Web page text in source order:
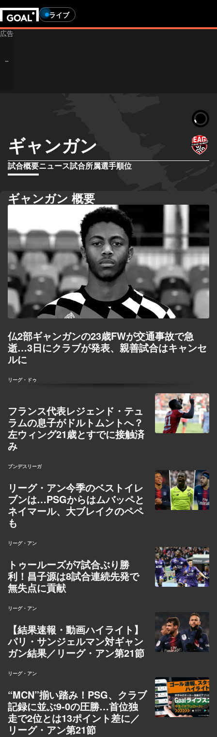
ライブ
ギャンガン
試合概要ニュース試合所属選手順位
ギャンガン 概要
仏2部ギャンガンの23歳FWが交通事故で急
逝…3日にクラブが発表、親善試合はキャンセ
ルに
リーグ・ドゥ
フランス代表レジェンド・テュ
ラムの息子がドルトムントへ？
左ウィング21歳とすでに接触済
み
ブンデスリーガ
リーグ・アン今季のベストイレ
ブンは…PSGからはムバッペと
ネイマール、大ブレイクのペペ
も
リーグ・アン
トゥールーズが7試合ぶり勝
利！昌子源は8試合連続先発で
無失点に貢献
リーグ・アン
【結果速報・動画ハイライト】
パリ・サンジェルマン対ギャン
ガン結果／リーグ・アン第21節
リーグ・アン
“MCN”揃い踏み！PSG、クラブ
記録に並ぶ9-0の圧勝…首位独
走で2位とは13ポイント差に／
リーグ・アン第21節